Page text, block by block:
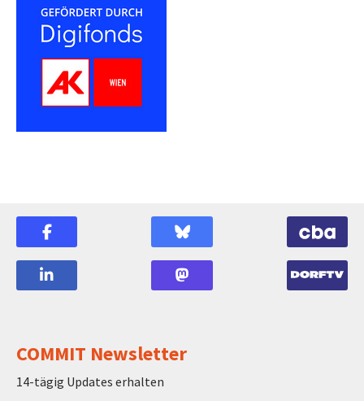
COMMIT Newsletter
14-tägig Updates erhalten